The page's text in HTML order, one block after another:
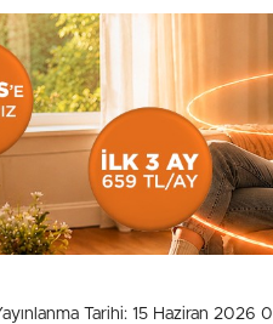
Tarihi: 15 Haziran 2026